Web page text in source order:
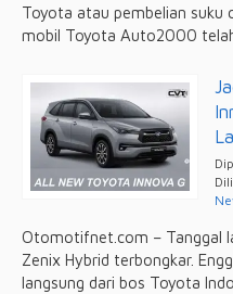
Toyota atau pembelian suku
mobil Toyota Auto2000 telah
Otomotifnet.com – Tanggal
Zenix Hybrid terbongkar.
langsung dari bos Toyota